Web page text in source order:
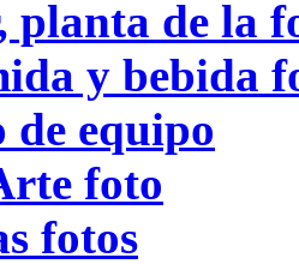
planta de la
y bebida
de equipo
foto
fotos